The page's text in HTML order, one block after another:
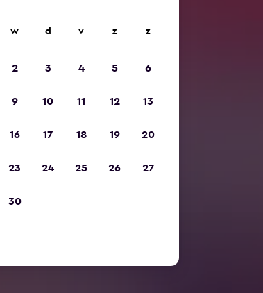
w d v z z
2 3 4 5 6
9 10 11 12 13
16 17 18 19 20
23 24 25 26 27
30